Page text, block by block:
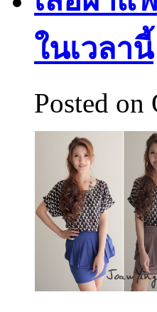
ในเวลานี้
Posted on